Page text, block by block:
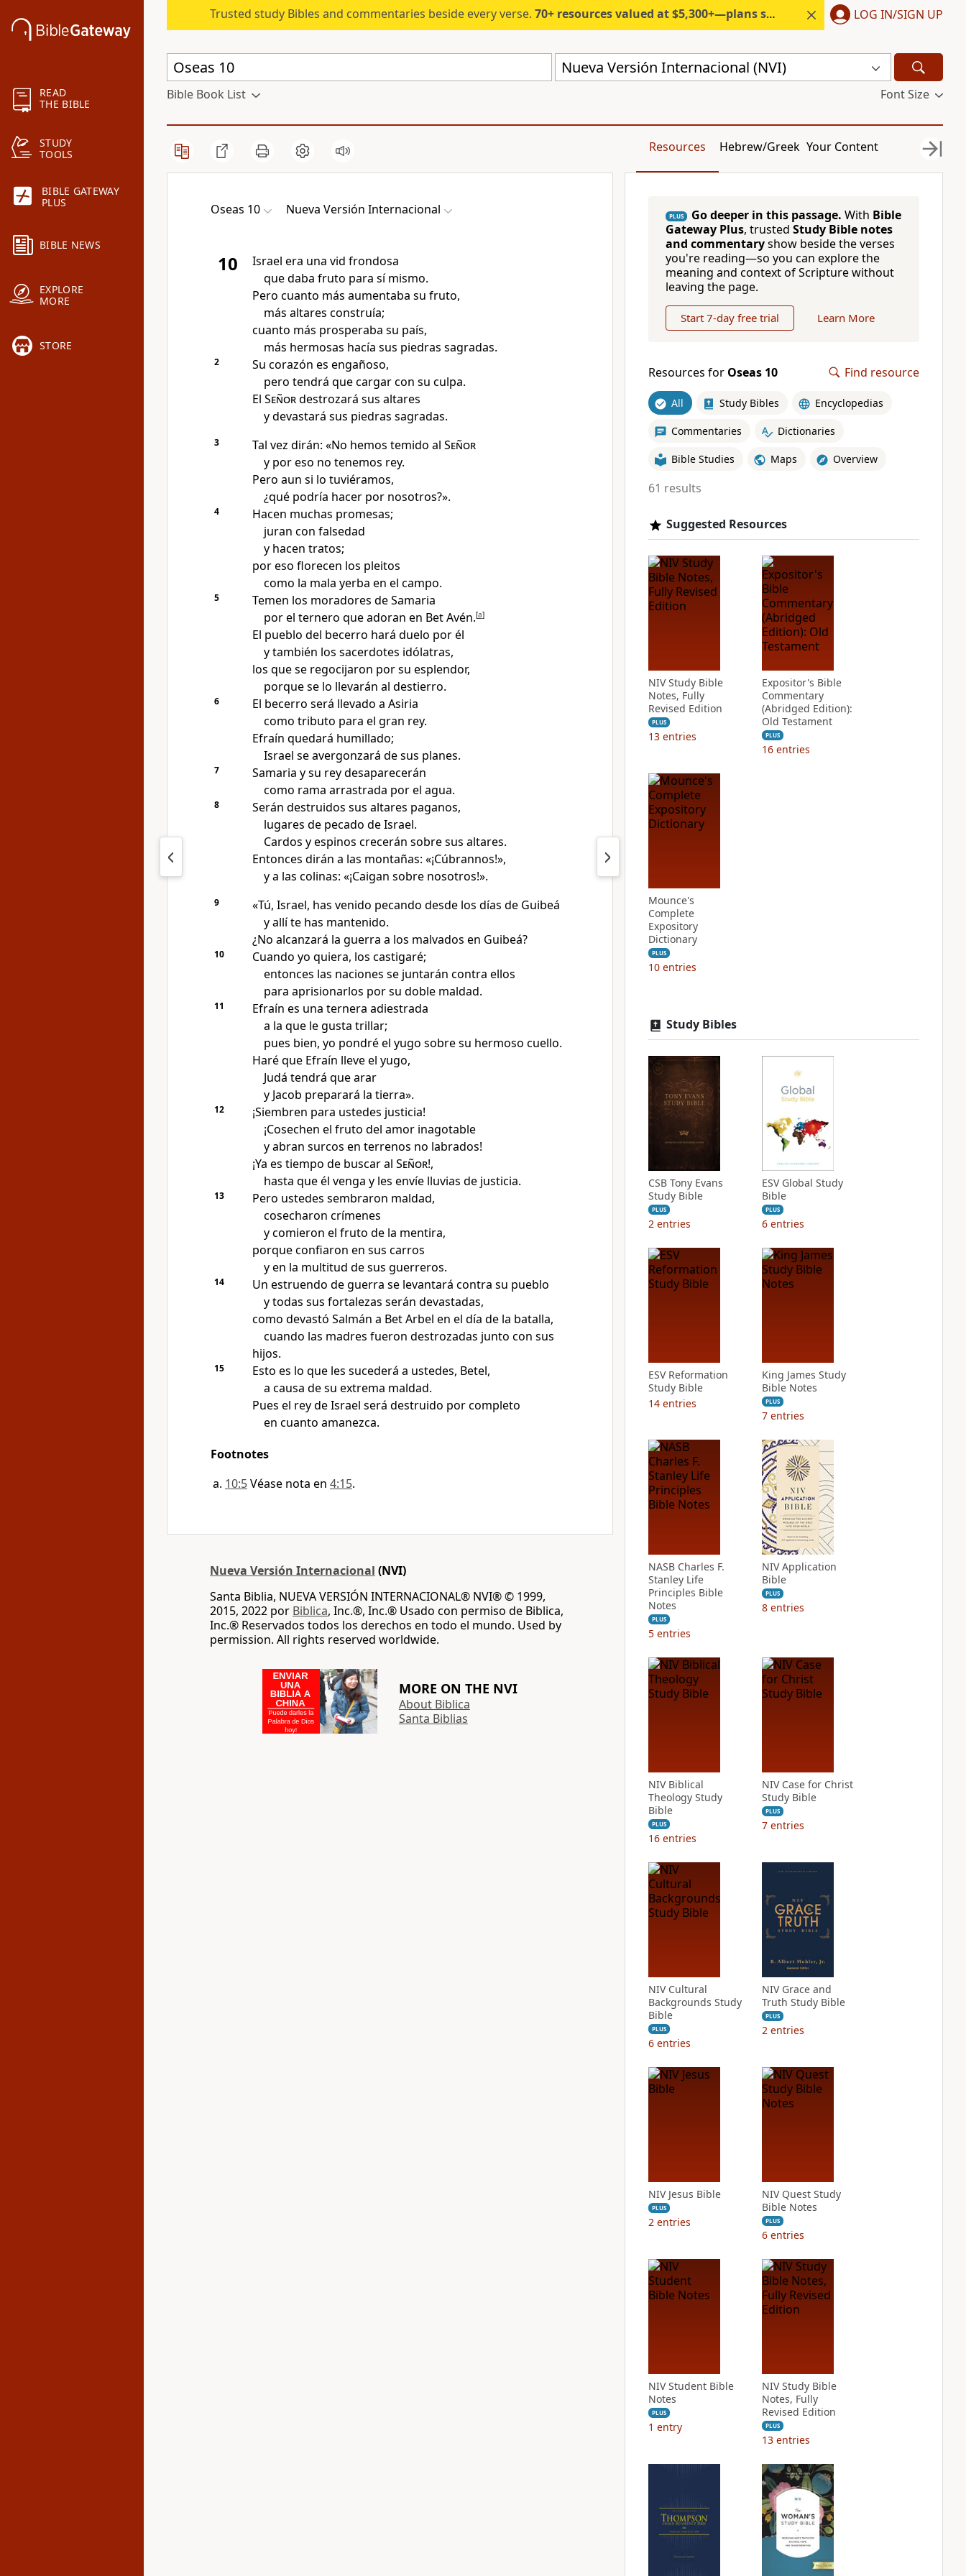
READ
THE BIBLE
STUDY
TOOLS
BIBLE GATEWAY
PLUS
BIBLE NEWS
EXPLORE
MORE
STORE
Trusted study Bibles and commentaries beside every verse. 70+ resources valued at $5,300+—plans start under $6/month. LOG IN/SIGN UP
Nueva Versión Internacional (NVI)
Bible Book List Font Size
Resources Hebrew/Greek Your Content
Oseas 10 Nueva Versión Internacional
10
Israel era una vid frondosa
que daba fruto para sí mismo.
Pero cuanto más aumentaba su fruto,
más altares construía;
cuanto más prosperaba su país,
más hermosas hacía sus piedras sagradas.
2
Su corazón es engañoso,
pero tendrá que cargar con su culpa.
El Señordestrozará sus altares
y devastará sus piedras sagradas.
3 Tal vez dirán: «No hemos temido al Señor
y por eso no tenemos rey.
Pero aun si lo tuviéramos,
¿qué podría hacer por nosotros?».
4
Hacen muchas promesas;
juran con falsedad
y hacen tratos;
por eso florecen los pleitos
como la mala yerba en el campo.
5
Temen los moradores de Samaria
por el ternero que adoran en Bet Avén.[a]
El pueblo del becerro hará duelo por él
y también los sacerdotes idólatras,
los que se regocijaron por su esplendor,
porque se lo llevarán al destierro.
6
El becerro será llevado a Asiria
como tributo para el gran rey.
Efraín quedará humillado;
Israel se avergonzará de sus planes.
7
Samaria y su rey desaparecerán
como rama arrastrada por el agua.
8
Serán destruidos sus altares paganos,
lugares de pecado de Israel.
Cardos y espinos crecerán sobre sus altares.
Entonces dirán a las montañas: «¡Cúbrannos!»,
y a las colinas: «¡Caigan sobre nosotros!».
9
«Tú, Israel, has venido pecando desde los días de Guibeá
y allí te has mantenido.
¿No alcanzará la guerra a los malvados en Guibeá?
10
Cuando yo quiera, los castigaré;
entonces las naciones se juntarán contra ellos
para aprisionarlos por su doble maldad.
11
Efraín es una ternera adiestrada
a la que le gusta trillar;
pues bien, yo pondré el yugo sobre su hermoso cuello.
Haré que Efraín lleve el yugo,
Judá tendrá que arar
y Jacob preparará la tierra».
12
¡Siembren para ustedes justicia!
¡Cosechen el fruto del amor inagotable
y abran surcos en terrenos no labrados!
¡Ya es tiempo de buscar al Señor!,
hasta que él venga y les envíe lluvias de justicia.
13
Pero ustedes sembraron maldad,
cosecharon crímenes
y comieron el fruto de la mentira,
porque confiaron en sus carros
y en la multitud de sus guerreros.
14
Un estruendo de guerra se levantará contra su pueblo
y todas sus fortalezas serán devastadas,
como devastó Salmán a Bet Arbel en el día de la batalla,
cuando las madres fueron destrozadas junto con sus
hijos.
15
Esto es lo que les sucederá a ustedes, Betel,
a causa de su extrema maldad.
Pues el rey de Israel será destruido por completo
en cuanto amanezca.
Footnotes
10:5Véase nota en 4:15.
Nueva Versión Internacional (NVI)
Santa Biblia, NUEVA VERSIÓN INTERNACIONAL® NVI® © 1999,
2015, 2022 por Biblica, Inc.®, Inc.® Usado con permiso de Biblica,
Inc.® Reservados todos los derechos en todo el mundo. Used by
permission. All rights reserved worldwide.
MORE ON THE NVI
About Biblica
Santa Biblias
PLUS Go deeper in this passage. With Bible
Gateway Plus, trusted Study Bible notes
and commentaryshow beside the verses
you're reading—so you can explore the
meaning and context of Scripture without
leaving the page.
Start 7-day free trial Learn More
Resources for Oseas 10 Find resource
All Study Bibles Encyclopedias
Commentaries Dictionaries
Bible Studies Maps Overview
61 results
Suggested Resources
NIV Study Bible
Notes, Fully
Revised Edition
PLUS
13 entries
Expositor's Bible
Commentary
(Abridged Edition):
Old Testament
PLUS
16 entries
Mounce's
Complete
Expository
Dictionary
PLUS
10 entries
Study Bibles
CSB Tony Evans
Study Bible
PLUS
2 entries
ESV Global Study
Bible
PLUS
6 entries
ESV Reformation
Study Bible
14 entries
King James Study
Bible Notes
PLUS
7 entries
NASB Charles F.
Stanley Life
Principles Bible
Notes
PLUS
5 entries
NIV Application
Bible
PLUS
8 entries
NIV Biblical
Theology Study
Bible
PLUS
16 entries
NIV Case for Christ
Study Bible
PLUS
7 entries
NIV Cultural
Backgrounds Study
Bible
PLUS
6 entries
NIV Grace and
Truth Study Bible
PLUS
2 entries
NIV Jesus Bible
PLUS
2 entries
NIV Quest Study
Bible Notes
PLUS
6 entries
NIV Student Bible
Notes
PLUS
1 entry
NIV Study Bible
Notes, Fully
Revised Edition
PLUS
13 entries